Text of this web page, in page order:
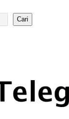
Cari